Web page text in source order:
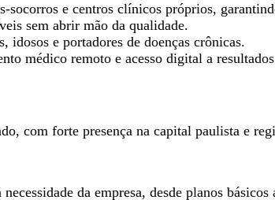
socorros e centros clínicos próprios,
sem abrir mão da qualidade.
idosos e portadores de doenças crônicas.
médico remoto e acesso digital a
com forte presença na capital paulista e
da empresa, desde planos